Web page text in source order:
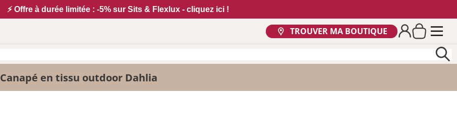
⚡ Offre à durée limitée : -5% sur Sits & Flexlux - cliquez ici !
TROUVER MA BOUTIQUE
Canapé en tissu outdoor Dahlia